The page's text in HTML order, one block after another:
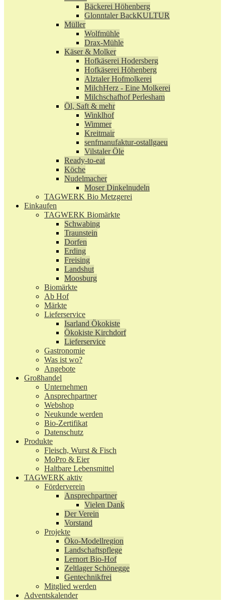
Bäckerei Höhenberg
Glonntaler BackKULTUR
Müller
Wolfmühle
Drax-Mühle
Käser & Molker
Hofkäserei Hodersberg
Hofkäserei Höhenberg
Alztaler Hofmolkerei
MilchHerz - Eine Molkerei
Milchschafhof Perlesham
Öl, Saft & mehr
Winklhof
Wimmer
Kreitmair
senfmanufaktur-ostallgaeu
Vilstaler Öle
Ready-to-eat
Köche
Nudelmacher
Moser Dinkelnudeln
TAGWERK Bio Metzgerei
Einkaufen
TAGWERK Biomärkte
Schwabing
Traunstein
Dorfen
Erding
Freising
Landshut
Moosburg
Biomärkte
Ab Hof
Märkte
Lieferservice
Isarland Ökokiste
Ökokiste Kirchdorf
Lieferservice
Gastronomie
Was ist wo?
Angebote
Großhandel
Unternehmen
Ansprechpartner
Webshop
Neukunde werden
Bio-Zertifikat
Datenschutz
Produkte
Fleisch, Wurst & Fisch
MoPro & Eier
Haltbare Lebensmittel
TAGWERK aktiv
Förderverein
Ansprechpartner
Vielen Dank
Der Verein
Vorstand
Projekte
Öko-Modellregion
Landschaftspflege
Lernort Bio-Hof
Zeltlager Schönegge
Gentechnikfrei
Mitglied werden
Adventskalender